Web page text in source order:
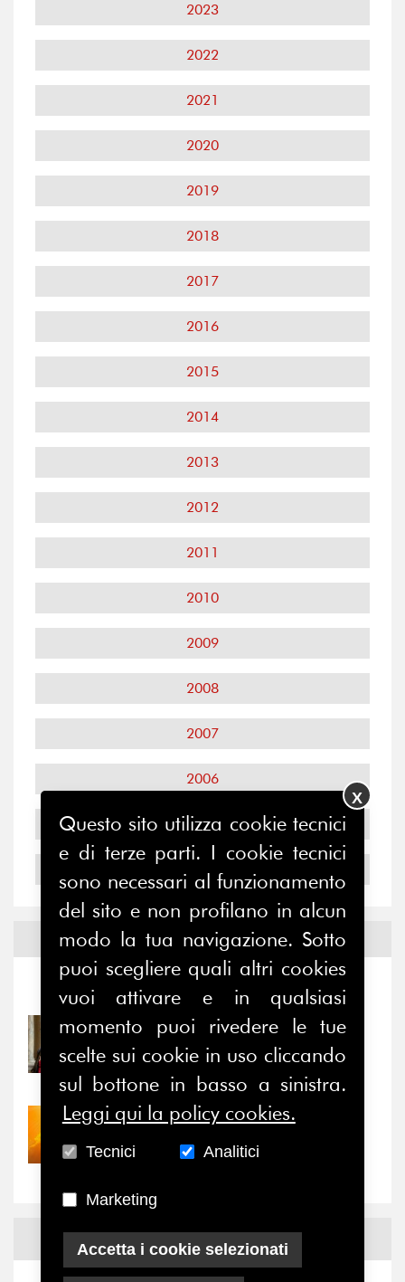
2023
2022
2021
2020
2019
2018
2017
2016
2015
2014
2013
2012
2011
2010
2009
2008
2007
2006
2005
2004
Notizie edEventi
Eventi
31/07/2026
Prima della pausa estiva,
il valore di...
30/07/2026
Nove anni dopo la
“grande cecità”: la...
NewsFacebook
Questo sito utilizza cookie tecnici
e di terze parti. I cookie tecnici
sono necessari al funzionamento
del sito e non profilano in alcun
modo la tua navigazione. Sotto
puoi scegliere quali altri cookies
vuoi attivare e in qualsiasi
momento puoi rivedere le tue
scelte sui cookie in uso cliccando
sul bottone in basso a sinistra.
Leggi qui la policy cookies.
Tecnici Analitici
Marketing
Accetta i cookie selezionati
X